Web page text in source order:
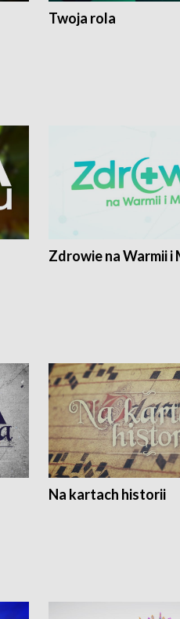
Twoja rola
Zdrowie na Warmii i
Na kartach historii